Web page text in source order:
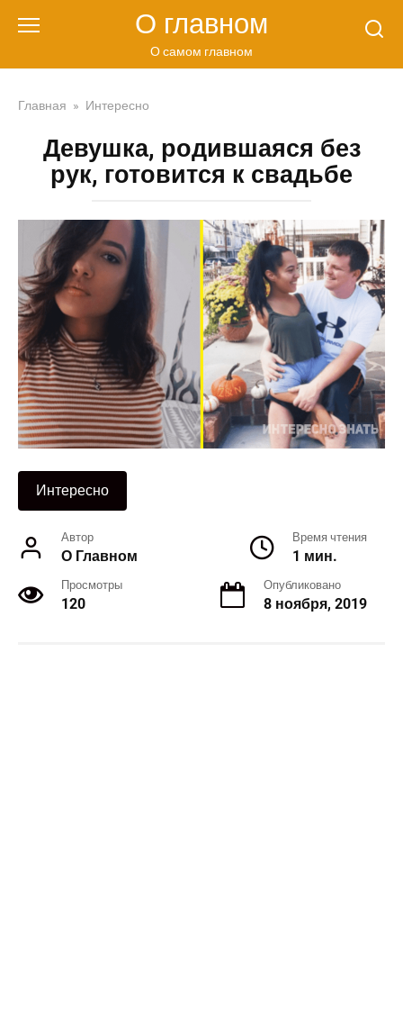
О главном
О самом главном
Главная » Интересно
Девушка, родившаяся без
рук, готовится к свадьбе
Интересно
Автор
О Главном
Время чтения
1 мин.
Просмотры
120
Опубликовано
8 ноября, 2019